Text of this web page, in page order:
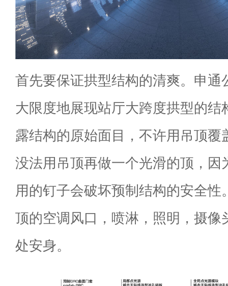
首先要保证拱型结构的清爽。申通
大限度地展现站厅大跨度拱型的结
露结构的原始面目，不许用吊顶覆
没法用吊顶再做一个光滑的顶，因
用的钉子会破坏预制结构的安全性
顶的空调风口，喷淋，照明，摄像
处安身。